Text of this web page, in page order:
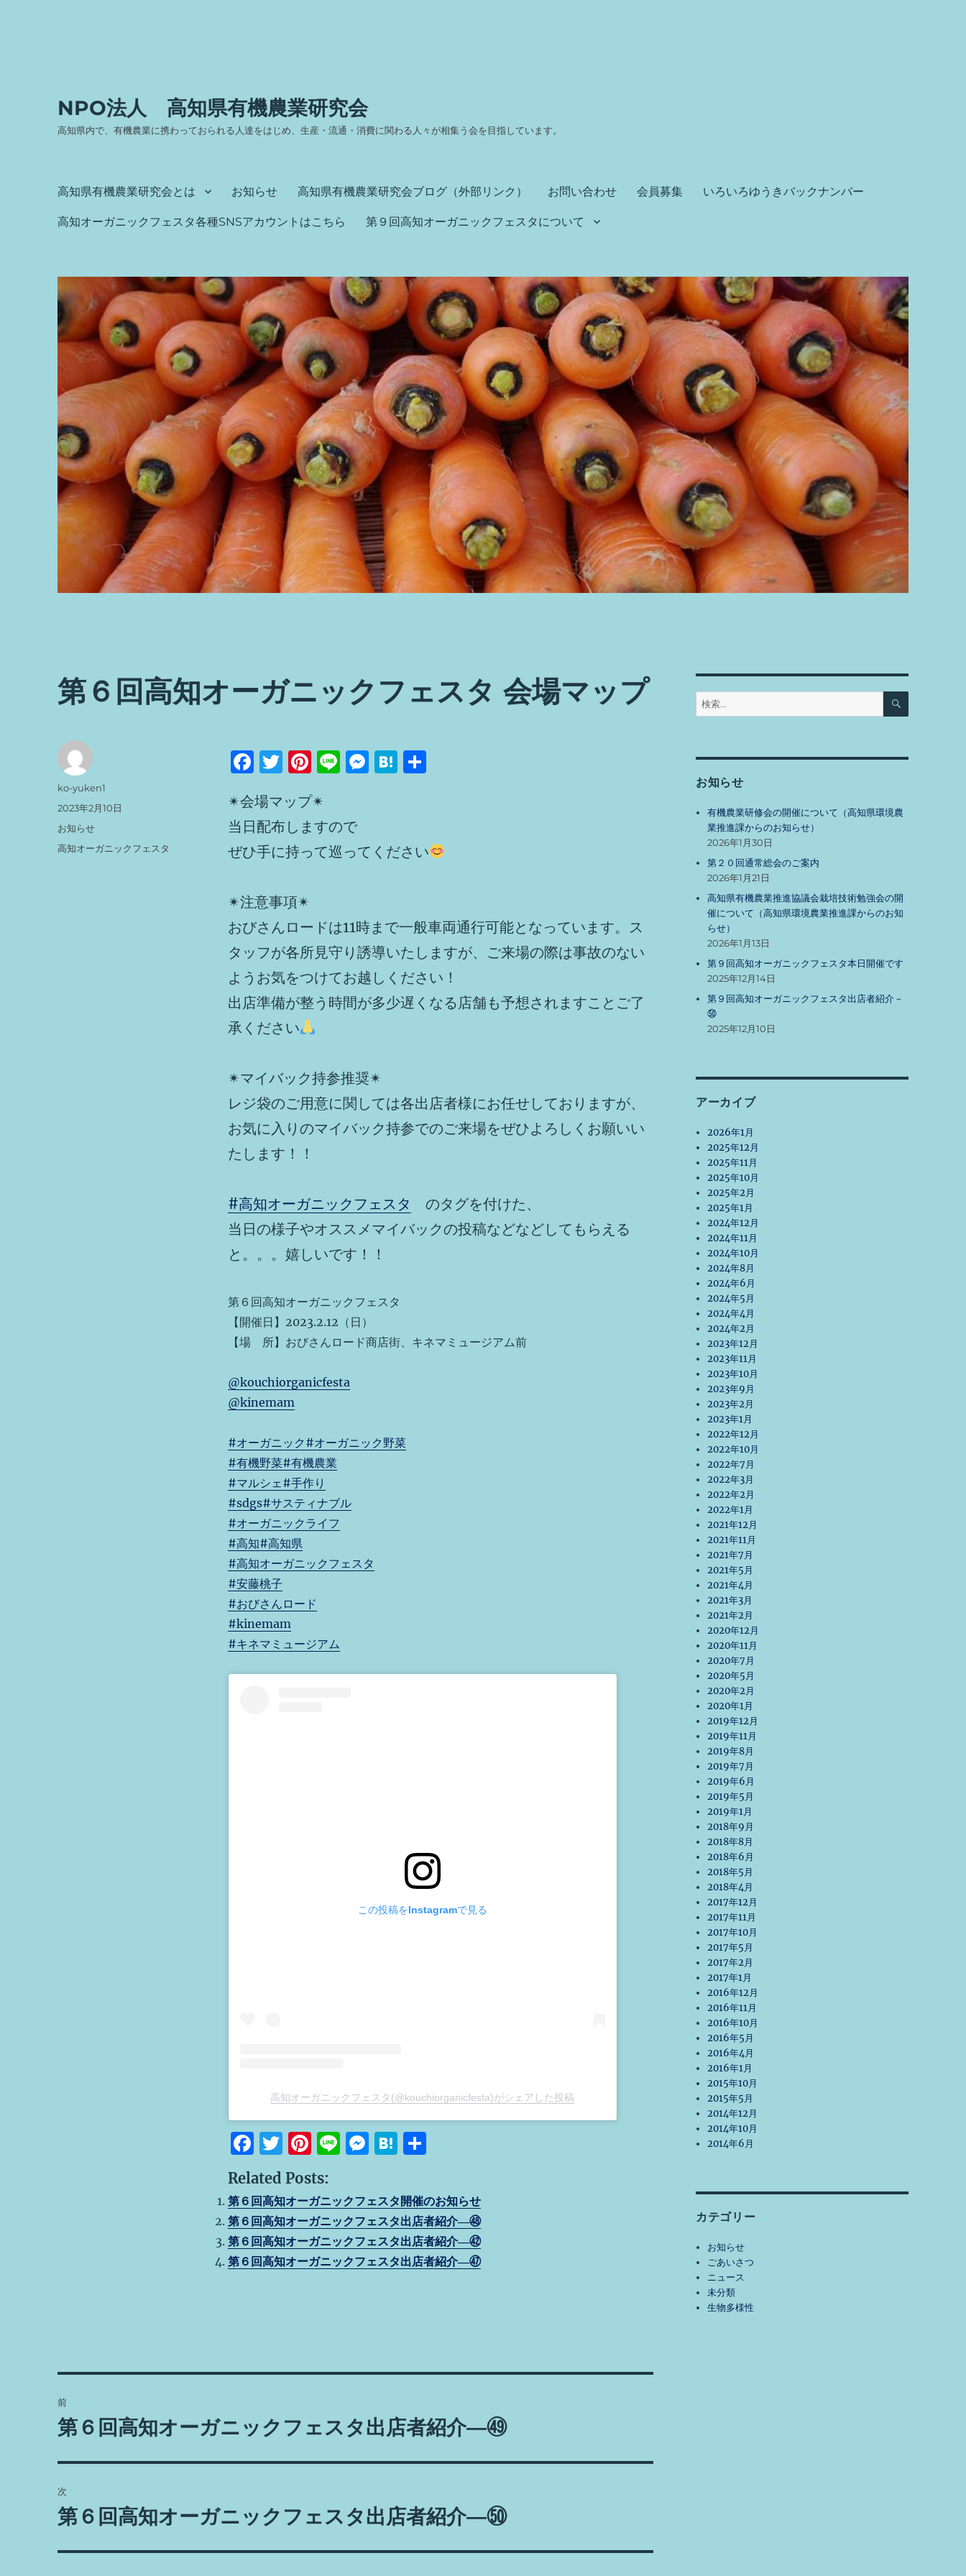
NPO法人 高知県有機農業研究会
高知県内で、有機農業に携わっておられる人達をはじめ、生産・流通・消費に関わる人々が相集う会を目指しています。
高知県有機農業研究会とは お知らせ 高知県有機農業研究会ブログ（外部リンク） お問い合わせ 会員募集 いろいろゆうきバックナンバー
高知オーガニックフェスタ各種SNSアカウントはこちら 第９回高知オーガニックフェスタについて
第６回高知オーガニックフェスタ 会場マップ
F
c
e
b
o
k
T
it
te
r
Pi
te
re
st
Li M
n
H
a
共
✴︎会場マップ✴︎
当日配布しますので
ぜひ手に持って巡ってください
✴︎注意事項✴︎
おびさんロードは11時まで一般車両通行可能となっています。ス
タッフが各所見守り誘導いたしますが、ご来場の際は事故のない
ようお気をつけてお越しください！
出店準備が整う時間が多少遅くなる店舗も予想されますことご了
承ください
✴︎マイバック持参推奨✴︎
レジ袋のご用意に関しては各出店者様にお任せしておりますが、
お気に入りのマイバック持参でのご来場をぜひよろしくお願いい
たします！！
#高知オーガニックフェスタ
のタグを付けた、
当日の様子やオススメマイバックの投稿などなどしてもらえる
と。。。嬉しいです！！
第６回高知オーガニックフェスタ
【開催日】2023.2.12（日）
【場 所】おびさんロード商店街、キネマミュージアム前
@kouchiorganicfesta
@kinemam
#オーガニック #オーガニック野菜
#有機野菜#有機農業
#マルシェ #手作り
#sdgs#サスティナブル
#オーガニックライフ
#高知#高知県
#高知オーガニックフェスタ
#安藤桃子
#おびさんロード
#kinemam
#キネマミュージアム
この投稿をInstagramで見る
高知オーガニックフェスタ(@kouchiorganicfesta)がシェアした投稿
F
a
c
e
b
o
T
w
it
te
r
Pi
n
te
re
st
Li
e
M
ss
e
n
g
H
e
n
a
共
Related Posts:
第６回高知オーガニックフェスタ開催のお知らせ
第６回高知オーガニックフェスタ出店者紹介―㊽
第６回高知オーガニックフェスタ出店者紹介―㊷
第６回高知オーガニックフェスタ出店者紹介―㊼
投
ko-yuken1
投
稿
2023年2月10日
カ
テ
お知らせ
タ
高知オーガニックフェスタ
稿
ゲ
前
前
投
稿:
第６回高知オーガニックフェスタ出店者紹介―㊾
次
次
投
第６回高知オーガニックフェスタ出店者紹介―㊿
検
索:
検
お知らせ
有機農業研修会の開催について（高知県環境農
業推進課からのお知らせ）
2026年1月30日
第２０回通常総会のご案内
2026年1月21日
高知県有機農業推進協議会栽培技術勉強会の開
催について（高知県環境農業推進課からのお知
らせ）
2026年1月13日
第９回高知オーガニックフェスタ本日開催です
2025年12月14日
第９回高知オーガニックフェスタ出店者紹介－
㊿
2025年12月10日
アーカイブ
2026年1月
2025年12月
2025年11月
2025年10月
2025年2月
2025年1月
2024年12月
2024年11月
2024年10月
2024年8月
2024年6月
2024年5月
2024年4月
2024年2月
2023年12月
2023年11月
2023年10月
2023年9月
2023年2月
2023年1月
2022年12月
2022年10月
2022年7月
2022年3月
2022年2月
2022年1月
2021年12月
2021年11月
2021年7月
2021年5月
2021年4月
2021年3月
2021年2月
2020年12月
2020年11月
2020年7月
2020年5月
2020年2月
2020年1月
2019年12月
2019年11月
2019年8月
2019年7月
2019年6月
2019年5月
2019年1月
2018年9月
2018年8月
2018年6月
2018年5月
2018年4月
2017年12月
2017年11月
2017年10月
2017年5月
2017年2月
2017年1月
2016年12月
2016年11月
2016年10月
2016年5月
2016年4月
2016年1月
2015年10月
2015年5月
2014年12月
2014年10月
2014年6月
カテゴリー
お知らせ
ごあいさつ
ニュース
未分類
生物多様性